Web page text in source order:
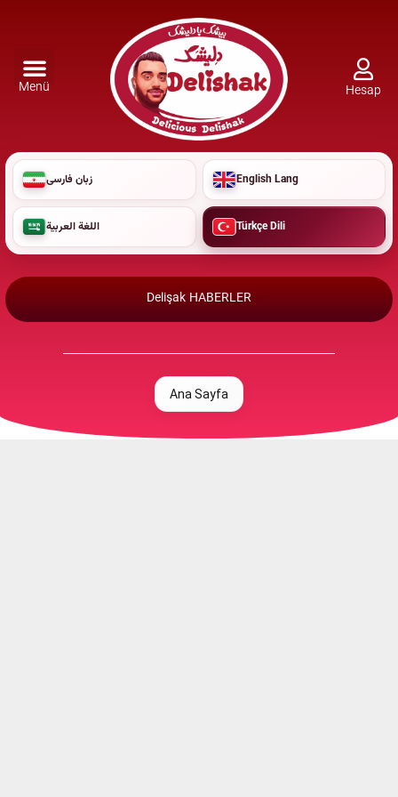
Menü Hesap
زبان فارسی English Lang
اللغة العربية Türkçe Dili
Delişak HABERLER
Ana Sayfa